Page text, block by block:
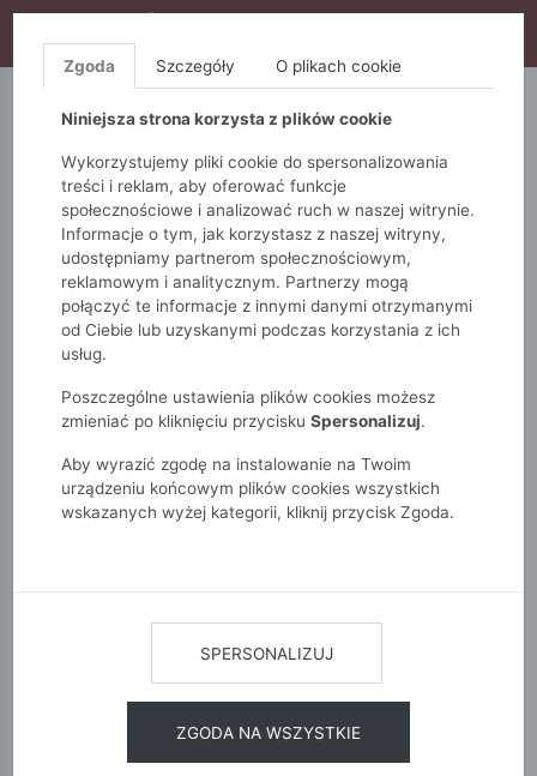
S10), DODATKOWE 15% ZA 3SZT (KOD: S15)
5.10.15. QUIOSQUE
Monnari Zobacz wszystko Kurtki
Przejściowe
Kurtka damska
Zgoda Szczegóły O plikach cookie
Niniejsza strona korzysta z plików cookie
Wykorzystujemy pliki cookie do spersonalizowania
treści i reklam, aby oferować funkcje
społecznościowe i analizować ruch w naszej witrynie.
Informacje o tym, jak korzystasz z naszej witryny,
udostępniamy partnerom społecznościowym,
reklamowym i analitycznym. Partnerzy mogą
połączyć te informacje z innymi danymi otrzymanymi
od Ciebie lub uzyskanymi podczas korzystania z ich
usług.
Poszczególne ustawienia plików cookies możesz
zmieniać po kliknięciu przycisku Spersonalizuj.
Aby wyrazić zgodę na instalowanie na Twoim
urządzeniu końcowym plików cookies wszystkich
wskazanych wyżej kategorii, kliknij przycisk Zgoda.
SPERSONALIZUJ
ZGODA NA WSZYSTKIE